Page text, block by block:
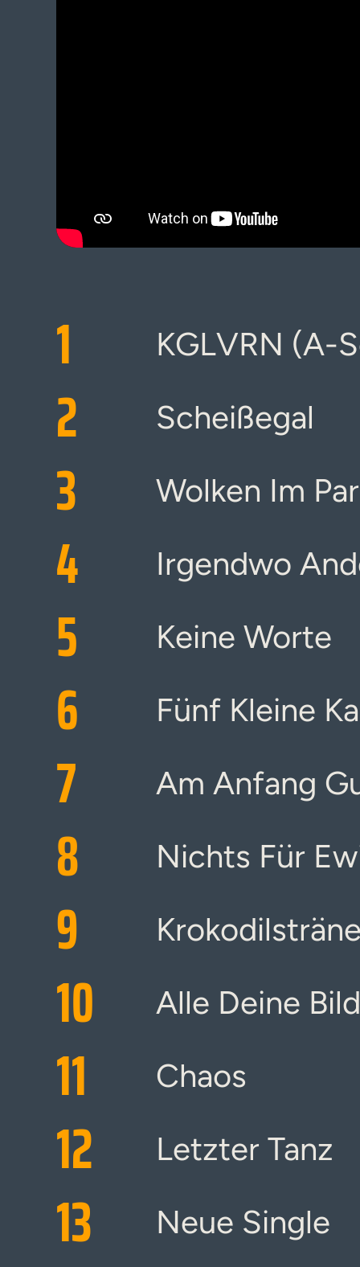
1 KGLVRN (A-
2 Scheißegal
3 Wolken Im
4 Irgendwo
5 Keine Worte
6 Fünf Kleine
7 Am Anfang
8 Nichts Für
9
10 Alle Deine
11 Chaos
12 Letzter Tanz
13 Neue Single